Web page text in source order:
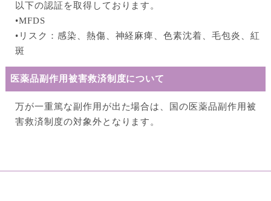
以下の認証を取得しております。
•MFDS
•リスク：感染、熱傷、神経⿇痺、⾊素沈着、⽑包炎、紅
斑
医薬品副作⽤被害救済制度について
万が⼀重篤な副作⽤が出た場合は、国の医薬品副作⽤被
害救済制度の対象外となります。